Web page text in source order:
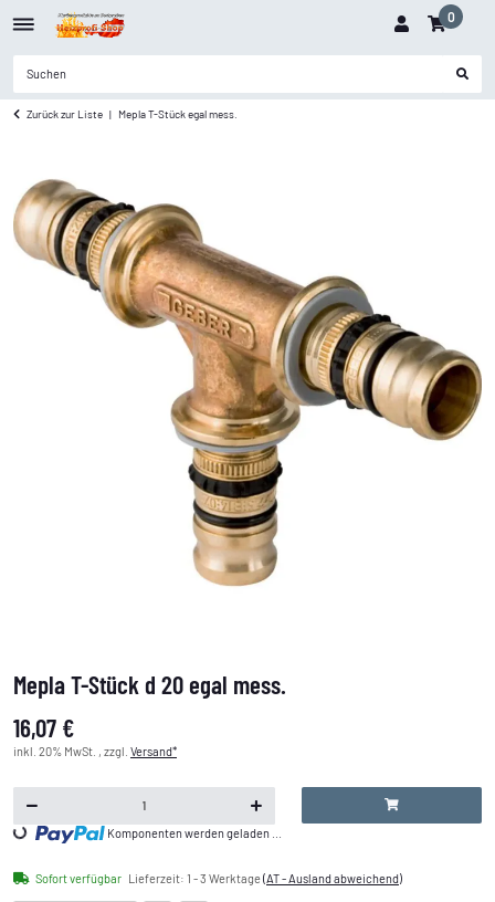
0
Zurück zur Liste Mepla T-Stück egal mess.
Mepla T-Stück d 20 egal mess.
16,07 €
inkl. 20% MwSt. , zzgl. Versand*
Loading... Komponenten werden geladen ...
Sofort verfügbar Lieferzeit: 1 - 3 Werktage(AT - Ausland abweichend)